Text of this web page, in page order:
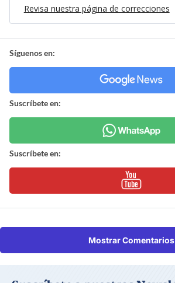
Revisa nuestra página de correcciones
Síguenos en:
Suscríbete en:
Suscríbete en:
Mostrar Comentarios